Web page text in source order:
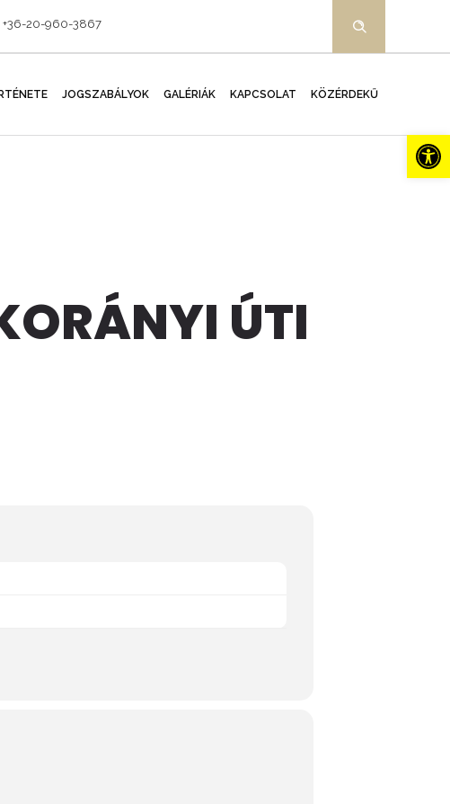
+36-20-960-3867
JOGSZABÁLYOK GALÉRIÁK KAPCSOLAT KÖZÉRDEKŰ
ÚTI